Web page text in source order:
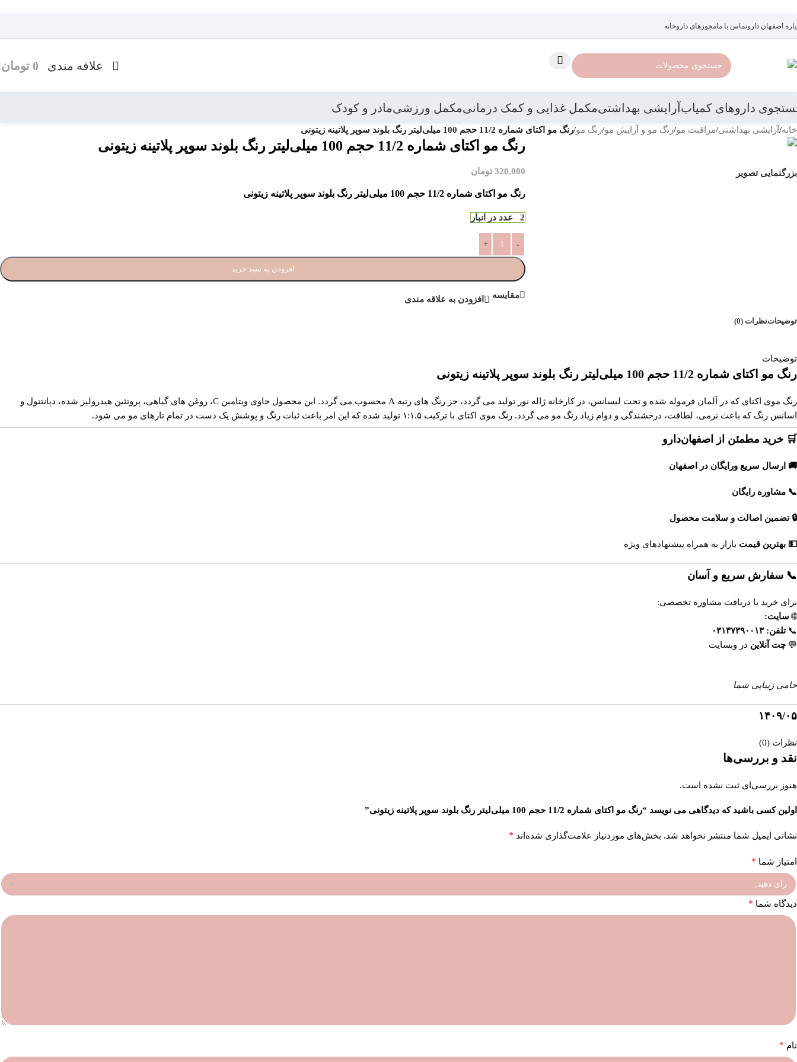
اصفهان داروتماس با مامجوزهای داروخانه
علاقه مندی 0 تومان
داروهای کمیاب آرایشی بهداشتیمکمل غذایی و کمک درمانیمکمل ورزشیمادر و کودک
خانه/ آرایشی بهداشتی/مراقبت مو/رنگ مو و آرایش مو/رنگ مو/رنگ مو اکتای شماره 11/2 حجم 100 میلی‌لیتر رنگ بلوند سوپر پلاتینه زیتونی
بزرگنمایی تصویر
رنگ مو اکتای شماره 11/2 حجم 100 میلی‌لیتر رنگ بلوند سوپر پلاتینه زیتونی
320,000 تومان
رنگ مو اکتای شماره 11/2 حجم 100 میلی‌لیتر رنگ بلوند سوپر پلاتینه زیتونی
2 عدد در انبار
افزودن به سبد خرید
مقایسه افزودن به علاقه مندی
توضیحاتنظرات (0)
توضیحات
رنگ مو اکتای شماره 11/2 حجم 100 میلی‌لیتر رنگ بلوند سوپر پلاتینه زیتونی
رنگ موی اکتای که در آلمان فرموله شده و تحت لیسانس، در کارخانه ژاله نور تولید می گردد، جز رنگ های رتبه A محسوب می گردد. این محصول حاوی ویتامین C، روغن های گیاهی، پروتئین هیدرولیز شده، دپانتنول و
اسانس رنگ که باعث نرمی، لطافت، درخشندگی و دوام زیاد رنگ مو می گردد. رنگ موی اکتای با ترکیب ۱:۱.۵ تولید شده که این امر باعث ثبات رنگ و پوشش یک دست در تمام تارهای مو می شود.
🛒 خرید مطمئن از اصفهان‌دارو
🚚 ارسال سریع ورایگان در اصفهان
📞 مشاوره رایگان
🔒 تضمین اصالت و سلامت محصول
💵 بهترین قیمت بازار به همراه پیشنهادهای ویژه
📞 سفارش سریع و آسان
برای خرید یا دریافت مشاوره تخصصی:
🌐سایت:
📞تلفن: ۰۳۱۳۷۳۹۰۰۱۳
💬 چت آنلاین در وبسایت
حامی زیبایی شما
۱۴۰۹/۰۵
نظرات (0)
نقد و بررسی‌ها
هنوز بررسی‌ای ثبت نشده است.
اولین کسی باشید که دیدگاهی می نویسد “رنگ مو اکتای شماره 11/2 حجم 100 میلی‌لیتر رنگ بلوند سوپر پلاتینه زیتونی”
نشانی ایمیل شما منتشر نخواهد شد. بخش‌های موردنیاز علامت‌گذاری شده‌اند *
امتیاز شما *
دیدگاه شما *
نام *